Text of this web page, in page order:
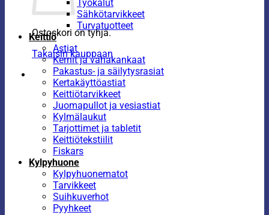
Ostoskori on tyhjä.
Takaisin kauppaan
Työkalut
Sähkötarvikkeet
Turvatuotteet
Keittiö
Astiat
Kernit ja vahakankaat
Pakastus- ja säilytysrasiat
Kertakäyttöastiat
Keittiötarvikkeet
Juomapullot ja vesiastiat
Kylmälaukut
Tarjottimet ja tabletit
Keittiötekstiilit
Fiskars
Kylpyhuone
Kylpyhuonematot
Tarvikkeet
Suihkuverhot
Pyyhkeet